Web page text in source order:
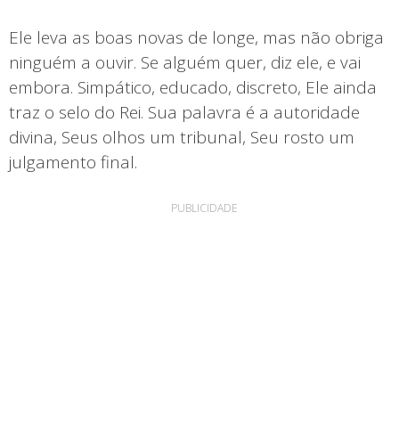
Ele leva as boas novas de longe, mas não obriga
ninguém a ouvir. Se alguém quer, diz ele, e vai
embora. Simpático, educado, discreto, Ele ainda
traz o selo do Rei. Sua palavra é a autoridade
divina, Seus olhos um tribunal, Seu rosto um
julgamento final.
PUBLICIDADE